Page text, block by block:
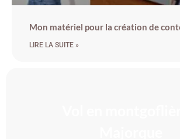
Mon matériel pour la création de
LIRE LA SUITE »